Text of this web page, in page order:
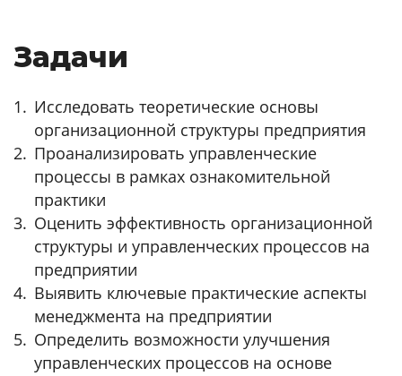
Задачи
Исследовать теоретические основы
организационной структуры предприятия
Проанализировать управленческие
процессы в рамках ознакомительной
практики
Оценить эффективность организационной
структуры и управленческих процессов на
предприятии
Выявить ключевые практические аспекты
менеджмента на предприятии
Определить возможности улучшения
управленческих процессов на основе